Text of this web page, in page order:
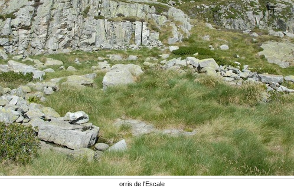
orris de l'Escale